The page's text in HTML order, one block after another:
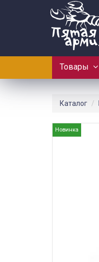
Товары
Каталог
Новинка